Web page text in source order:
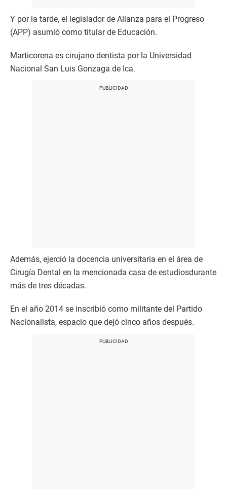
Y por la tarde, el legislador de Alianza para el Progreso
(APP) asumió como titular de Educación.
Marticorena es cirujano dentista por la Universidad
Nacional San Luis Gonzaga de Ica.
Además, ejerció la docencia universitaria en el área de
Cirugía Dental en la mencionada casa de estudiosdurante
más de tres décadas.
En el año 2014 se inscribió como militante del Partido
Nacionalista, espacio que dejó cinco años después.